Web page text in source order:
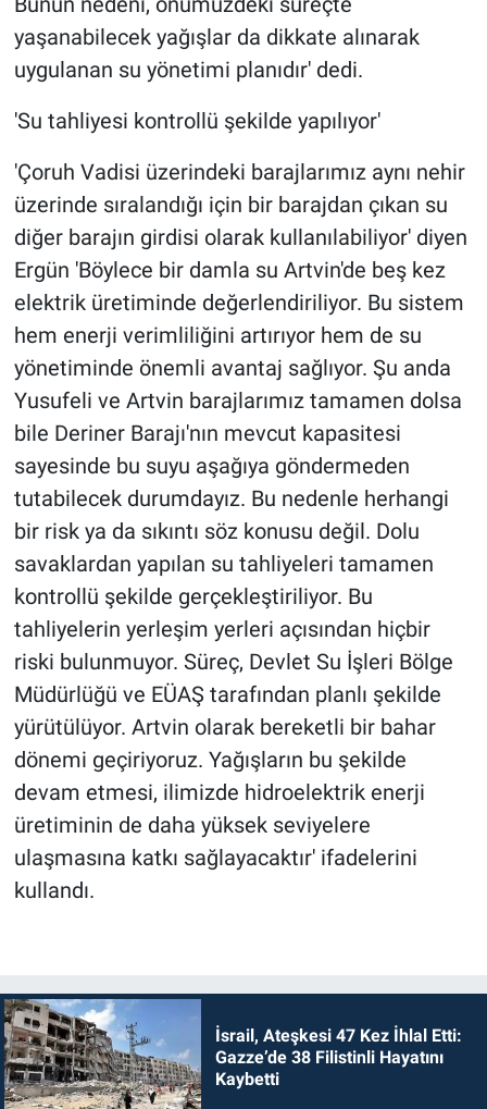
yaşanabilecek yağışlar da dikkate alınarak
uygulanan su yönetimi planıdır' dedi.
'Su tahliyesi kontrollü şekilde yapılıyor'
'Çoruh Vadisi üzerindeki barajlarımız aynı nehir
üzerinde sıralandığı için bir barajdan çıkan su
diğer barajın girdisi olarak kullanılabiliyor' diyen
Ergün 'Böylece bir damla su Artvin'de beş kez
elektrik üretiminde değerlendiriliyor. Bu sistem
hem enerji verimliliğini artırıyor hem de su
yönetiminde önemli avantaj sağlıyor. Şu anda
Yusufeli ve Artvin barajlarımız tamamen dolsa
bile Deriner Barajı'nın mevcut kapasitesi
sayesinde bu suyu aşağıya göndermeden
tutabilecek durumdayız. Bu nedenle herhangi
bir risk ya da sıkıntı söz konusu değil. Dolu
savaklardan yapılan su tahliyeleri tamamen
kontrollü şekilde gerçekleştiriliyor. Bu
tahliyelerin yerleşim yerleri açısından hiçbir
riski bulunmuyor. Süreç, Devlet Su İşleri Bölge
Müdürlüğü ve EÜAŞ tarafından planlı şekilde
yürütülüyor. Artvin olarak bereketli bir bahar
dönemi geçiriyoruz. Yağışların bu şekilde
devam etmesi, ilimizde hidroelektrik enerji
üretiminin de daha yüksek seviyelere
ulaşmasına katkı sağlayacaktır' ifadelerini
kullandı.
İsrail, Ateşkesi 47 Kez İhlal Etti:
Gazze’de 38 Filistinli Hayatını
Kaybetti